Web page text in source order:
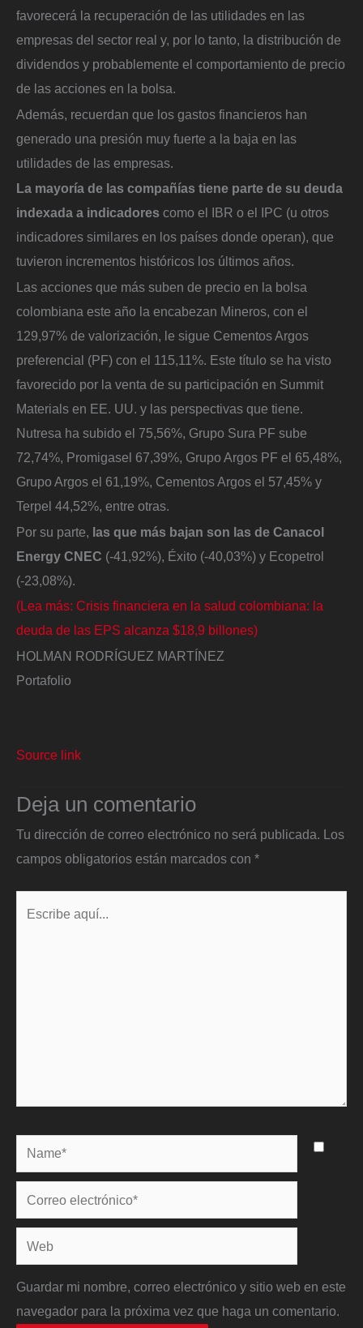
favorecerá la recuperación de las utilidades en las
empresas del sector real y, por lo tanto, la distribución de
dividendos y probablemente el comportamiento de precio
de las acciones en la bolsa.
Además, recuerdan que los gastos financieros han
generado una presión muy fuerte a la baja en las
utilidades de las empresas.
La mayoría de las compañías tiene parte de su deuda
indexada a indicadores como el IBR o el IPC (u otros
indicadores similares en los países donde operan), que
tuvieron incrementos históricos los últimos años.
Las acciones que más suben de precio en la bolsa
colombiana este año la encabezan Mineros, con el
129,97% de valorización, le sigue Cementos Argos
preferencial (PF) con el 115,11%. Este título se ha visto
favorecido por la venta de su participación en Summit
Materials en EE. UU. y las perspectivas que tiene.
Nutresa ha subido el 75,56%, Grupo Sura PF sube
72,74%, Promigasel 67,39%, Grupo Argos PF el 65,48%,
Grupo Argos el 61,19%, Cementos Argos el 57,45% y
Terpel 44,52%, entre otras.
Por su parte, las que más bajan son las de Canacol
Energy CNEC (-41,92%), Éxito (-40,03%) y Ecopetrol
(-23,08%).
(Lea más: Crisis financiera en la salud colombiana: la
deuda de las EPS alcanza $18,9 billones)
HOLMAN RODRÍGUEZ MARTÍNEZ
Portafolio
Source link
Deja un comentario
Tu dirección de correo electrónico no será publicada. Los
campos obligatorios están marcados con *
Name*
Correo
electrónico*
Web
Guardar mi nombre, correo electrónico y sitio web en este
navegador para la próxima vez que haga un comentario.